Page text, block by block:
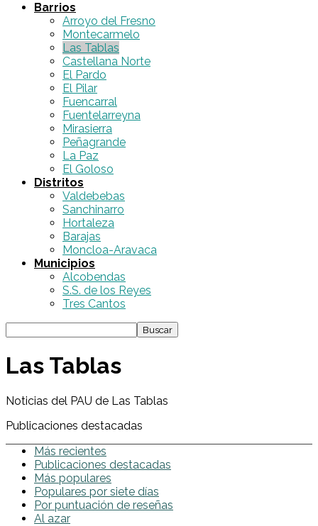
Barrios
Arroyo del Fresno
Montecarmelo
Las Tablas
Castellana Norte
El Pardo
El Pilar
Fuencarral
Fuentelarreyna
Mirasierra
Peñagrande
La Paz
El Goloso
Distritos
Valdebebas
Sanchinarro
Hortaleza
Barajas
Moncloa-Aravaca
Municipios
Alcobendas
S.S. de los Reyes
Tres Cantos
Las Tablas
Noticias del PAU de Las Tablas
Publicaciones destacadas
Más recientes
Publicaciones destacadas
Más populares
Populares por siete días
Por puntuación de reseñas
Al azar